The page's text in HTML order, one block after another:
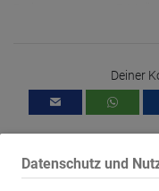
Datenschutz und
Du kannst uns per E-Mail
Kontakt:
Tel.: 0231-144491
Mobil: 0178-4184040
Deiner